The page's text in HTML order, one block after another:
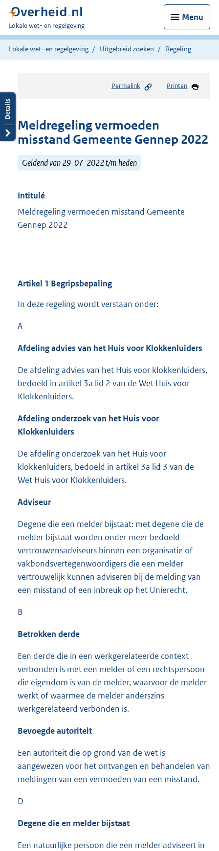
Menu
U
bent
hier:
Lokale wet- en regelgeving
Lokale wet- en regelgeving Uitgebreid zoeken Regeling
Permalink Printen
Meldregeling vermoeden
misstand Gemeente Gennep 2022
Geldend van 29-07-2022 t/m heden
Intitulé
Meldregeling vermoeden misstand Gemeente
Gennep 2022
Artikel 1 Begripsbepaling
In deze regeling wordt verstaan onder:
A
Afdeling advies van het Huis voor Klokkenluiders
De afdeling advies van het Huis voor klokkenluiders,
bedoeld in artikel 3a lid 2 van de Wet Huis voor
Klokkenluiders.
Afdeling onderzoek van het Huis voor
Klokkenluiders
De afdeling onderzoek van het Huis voor
klokkenluiders, bedoeld in artikel 3a lid 3 van de
Wet Huis voor Klokkenluiders.
Adviseur
Degene die een melder bijstaat: met degene die de
melder bijstaat worden onder meer bedoeld
vertrouwensadviseurs binnen een organisatie of
vakbondsvertegenwoordigers die een melder
vertrouwelijk kunnen adviseren bij de melding van
een misstand of een inbreuk op het Unierecht.
B
Betrokken derde
Een derde die in een werkgerelateerde context
verbonden is met een melder of een rechtspersoon
die eigendom is van de melder, waarvoor de melder
werkt of waarmee de melder anderszins
werkgerelateerd verbonden is.
Bevoegde autoriteit
Een autoriteit die op grond van de wet is
aangewezen voor het ontvangen en behandelen van
meldingen van een vermoeden van een misstand.
D
Degene die en melder bijstaat
Een natuurlijke persoon die een melder adviseert in